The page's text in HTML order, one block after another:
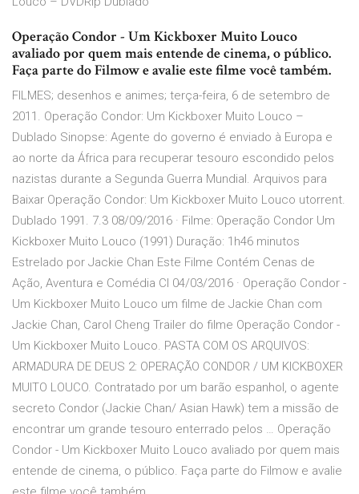
Operação Condor - Um Kickboxer Muito Louco
avaliado por quem mais entende de cinema, o público.
Faça parte do Filmow e avalie este filme você também.
FILMES; desenhos e animes; terça-feira, 6 de setembro de
2011. Operação Condor: Um Kickboxer Muito Louco –
Dublado Sinopse: Agente do governo é enviado à Europa e
ao norte da África para recuperar tesouro escondido pelos
nazistas durante a Segunda Guerra Mundial. Arquivos para
Baixar Operação Condor: Um Kickboxer Muito Louco utorrent.
Dublado 1991. 7.3 08/09/2016 · Filme: Operação Condor Um
Kickboxer Muito Louco (1991) Duração: 1h46 minutos
Estrelado por Jackie Chan Este Filme Contém Cenas de
Ação, Aventura e Comédia Cl 04/03/2016 · Operação Condor -
Um Kickboxer Muito Louco um filme de Jackie Chan com
Jackie Chan, Carol Cheng Trailer do filme Operação Condor -
Um Kickboxer Muito Louco. PASTA COM OS ARQUIVOS:
ARMADURA DE DEUS 2: OPERAÇÃO CONDOR / UM KICKBOXER
MUITO LOUCO. Contratado por um barão espanhol, o agente
secreto Condor (Jackie Chan/ Asian Hawk) tem a missão de
encontrar um grande tesouro enterrado pelos … Operação
Condor - Um Kickboxer Muito Louco avaliado por quem mais
entende de cinema, o público. Faça parte do Filmow e avalie